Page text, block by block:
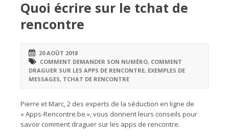
Quoi écrire sur le tchat de
rencontre
20 AOÛT 2018
COMMENT DEMANDER SON NUMÉRO, COMMENT
DRAGUER SUR LES APPS DE RENCONTRE, EXEMPLES DE
MESSAGES, TCHAT DE RENCONTRE
Pierre et Marc, 2 des experts de la séduction en ligne de
« Apps-Rencontre.be », vous donnent leurs conseils pour
savoir comment draguer sur les apps de rencontre.